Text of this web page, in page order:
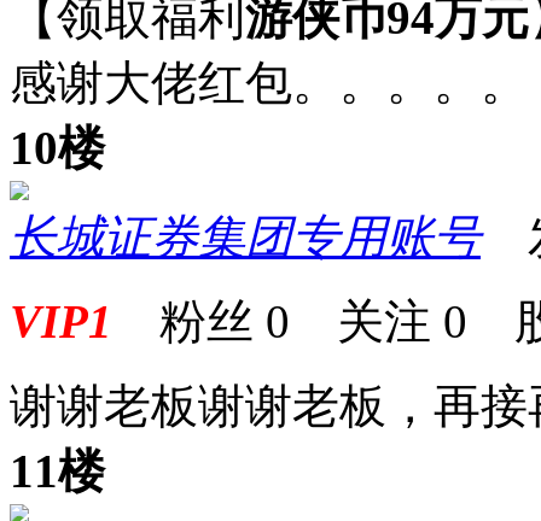
【领取福利 游侠币94万元
感谢大佬红包。。。。。
10楼
长城证券集团专用账号
VIP1 粉丝 0 关注 0
谢谢老板谢谢老板，再接
11楼